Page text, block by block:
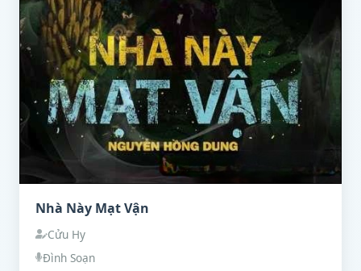
Nhà Này Mạt Vận
Cửu Hy
Đình Soạn